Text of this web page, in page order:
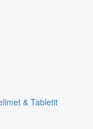
& Tabletit